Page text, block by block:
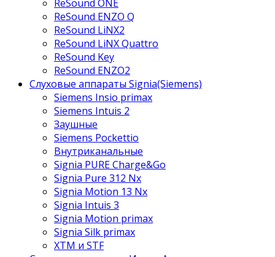
ReSound ONE
ReSound ENZO Q
ReSound LiNX2
ReSound LiNX Quattro
ReSound Key
ReSound ENZO2
Слуховые аппараты Signia(Siemens)
Siemens Insio primax
Siemens Intuis 2
Заушные
Siemens Pockettio
Внутриканальные
Signia PURE Charge&Go
Signia Pure 312 Nx
Signia Motion 13 Nx
Signia Intuis 3
Signia Motion primax
Signia Silk primax
XTM и STF